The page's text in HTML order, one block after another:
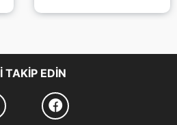
TAKIP EDIN